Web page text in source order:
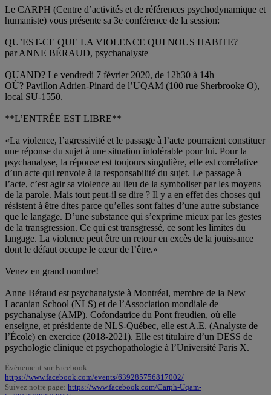
Le CARPH (Centre d’activités et de références psychodynamique et
humaniste) vous présente sa 3e conférence de la session:
QU’EST-CE QUE LA VIOLENCE QUI NOUS HABITE?
par ANNE BÉRAUD, psychanalyste
QUAND? Le vendredi 7 février 2020, de 12h30 à 14h
OÙ? Pavillon Adrien-Pinard de l’UQAM (100 rue Sherbrooke O),
local SU-1550.
**L’ENTRÉE EST LIBRE**
«La violence, l’agressivité et le passage à l’acte pourraient constituer
une réponse du sujet à une situation intolérable pour lui. Pour la
psychanalyse, la réponse est toujours singulière, elle est corrélative
d’un acte qui renvoie à la responsabilité du sujet. Le passage à
l’acte, c’est agir sa violence au lieu de la symboliser par les moyens
de la parole. Mais tout peut-il se dire ? Il y a en effet des choses qui
résistent à être dites parce qu’elles sont faites d’une autre substance
que le langage. D’une substance qui s’exprime mieux par les gestes
de la transgression. Ce qui est transgressé, ce sont les limites du
langage. La violence peut être un retour en excès de la jouissance
dont le défaut occupe le cœur de l’être.»
Venez en grand nombre!
Anne Béraud est psychanalyste à Montréal, membre de la New
Lacanian School (NLS) et de l’Association mondiale de
psychanalyse (AMP). Cofondatrice du Pont freudien, où elle
enseigne, et présidente de NLS-Québec, elle est A.E. (Analyste de
l’École) en exercice (2018-2021). Elle est titulaire d’un DESS de
psychologie clinique et psychopathologie à l’Université Paris X.
Événement sur Facebook:
https://www.facebook.com/events/639285756817002/
Suivez notre page: https://www.facebook.com/Carph-Uqam-